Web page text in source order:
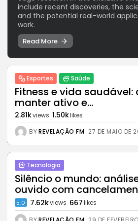
Explorando as
Esportes
Jogos Olímpicos
Preparativos e
29 DE JANEIRO DE 2025
Cibersegurança
TRENDING CATEGORIES
Saúde
14 Articles
include recent discoveries, the
and the potential real-world
work.
Read More
Esportes Saúde
Fitness e vida
manter ativo e...
2.81kviews 1.50klikes
BYREVELAÇÃO FM 27 DE MAIO DE
Tecnologia
Silêncio o mundo:
ouvido com
5.0 7.62kviews 667likes